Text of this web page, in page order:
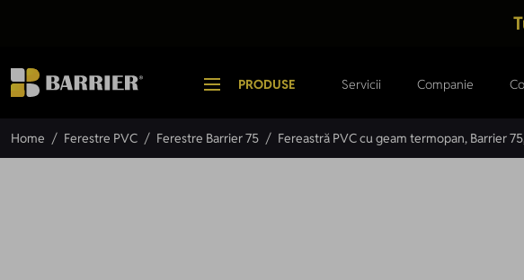
PRODUSE Servicii Companie
Home / Ferestre PVC / Ferestre Barrier 75 / Fereastră PVC cu geam termopan, Barrier